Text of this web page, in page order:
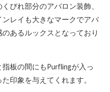
びれ部分のアバロン装飾、
レイも大きなマークでアバ
あるルックスとなっており
板の間にもPurflingが入っ
印象を与えてくれます。